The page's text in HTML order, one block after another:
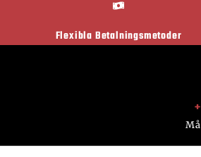
Flexibla Betalningsmetoder